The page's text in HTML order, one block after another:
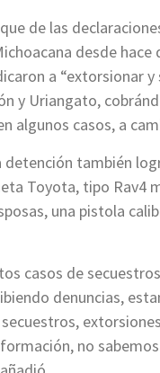
de las
desde
a “extorsionar
y Uriangato,
algunos casos, a
también
Toyota, tipo Rav4
una pistola
casos de
denuncias,
no